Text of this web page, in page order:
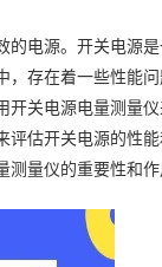
电源。开关电源
存在着一些性能
关电源电量测量
估开关电源的性
量仪的重要性和